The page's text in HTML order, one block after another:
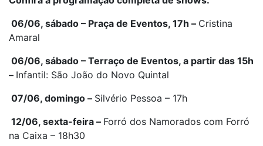
06/06, sábado – Praça de Eventos, 17h – Cristina
Amaral
06/06, sábado – Terraço de Eventos, a partir das 15h
– Infantil: São João do Novo Quintal
07/06, domingo – Silvério Pessoa – 17h
12/06, sexta-feira – Forró dos Namorados com Forró
na Caixa – 18h30